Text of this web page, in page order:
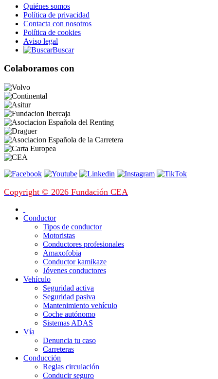
Quiénes somos
Política de privacidad
Contacta con nosotros
Política de cookies
Aviso legal
Buscar
Colaboramos con
Copyright © 2026 Fundación CEA
Conductor
Tipos de conductor
Motoristas
Conductores profesionales
Amaxofobia
Conductor kamikaze
Jóvenes conductores
Vehículo
Seguridad activa
Seguridad pasiva
Mantenimiento vehículo
Coche autónomo
Sistemas ADAS
Vía
Denuncia tu caso
Carreteras
Conducción
Reglas circulación
Conducir seguro